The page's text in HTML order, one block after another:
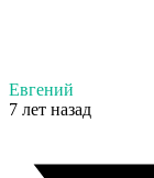
Евгений
7 лет назад